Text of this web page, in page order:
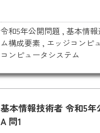
令和5年公開問題 ,基本情
ム構成要素 , エッジコンピ
コンピュータシステム
基本情報技術者 令和5年
A 問1